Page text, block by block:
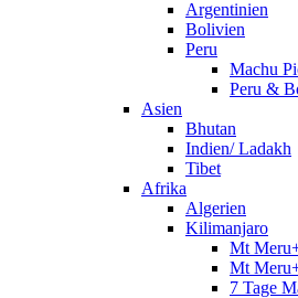
Argentinien
Bolivien
Peru
Machu
Peru &
Asien
Bhutan
Indien/ Ladakh
Tibet
Afrika
Algerien
Kilimanjaro
Mt
Mt
7 Tage